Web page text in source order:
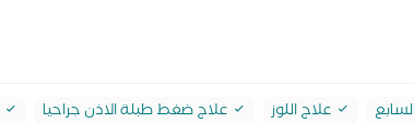
علاج اللوز علاج ضغط طبلة الاذن جراحيا